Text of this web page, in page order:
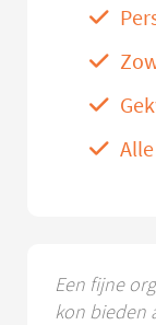
Een fijne
kon bieden